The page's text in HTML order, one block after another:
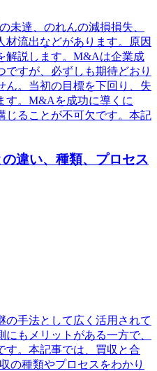
未達、のれんの減損損失、
材流出などがあります。原因
解説します。M&Aは企業成
すが、必ずしも期待どおり
ん。当初の目標を下回り、失
す。M&Aを成功に導くに
じることが不可欠です。本記
違い、種類、プロセス
の手法として広く活用されて
もメリットがある一方で、
す。本記事では、買収と合
の種類やプロセスをわかり